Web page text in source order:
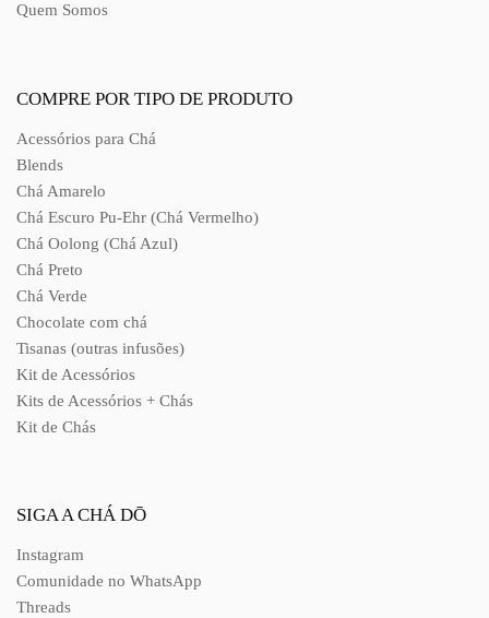
Quem Somos
COMPRE POR TIPO DE PRODUTO
Acessórios para Chá
Blends
Chá Amarelo
Chá Escuro Pu-Ehr (Chá Vermelho)
Chá Oolong (Chá Azul)
Chá Preto
Chá Verde
Chocolate com chá
Tisanas (outras infusões)
Kit de Acessórios
Kits de Acessórios + Chás
Kit de Chás
SIGA A CHÁ DŌ
Instagram
Comunidade no WhatsApp
Threads